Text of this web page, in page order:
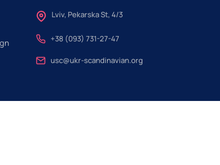
Lviv, Pekarska St, 4/3
+38 (093) 731-27-47
usc@ukr-scandinavian.org